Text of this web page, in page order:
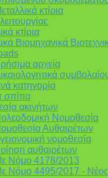
κτίρια
κτίρια
Βιομηχανικά
αρχεία
κατηγορία
σπίτια
ακινήτων
Νομοθεσία
Αυθαιρέτων
νομοθεσία
αυθαιρέτων
Νόμο 4178/2013
Νόμο 4495/2017 -